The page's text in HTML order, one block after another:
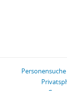
Personensuche